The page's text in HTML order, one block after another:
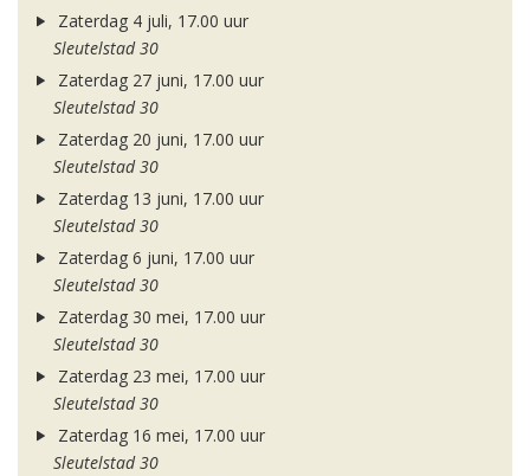
Zaterdag 4 juli, 17.00 uur
Sleutelstad 30
Zaterdag 27 juni, 17.00 uur
Sleutelstad 30
Zaterdag 20 juni, 17.00 uur
Sleutelstad 30
Zaterdag 13 juni, 17.00 uur
Sleutelstad 30
Zaterdag 6 juni, 17.00 uur
Sleutelstad 30
Zaterdag 30 mei, 17.00 uur
Sleutelstad 30
Zaterdag 23 mei, 17.00 uur
Sleutelstad 30
Zaterdag 16 mei, 17.00 uur
Sleutelstad 30